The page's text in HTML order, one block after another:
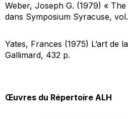
Weber, Joseph G. (1979) «
dans Symposium Syracuse,
Yates, Frances (1975) L’art de
Gallimard, 432 p.
Œuvres du Répertoire ALH